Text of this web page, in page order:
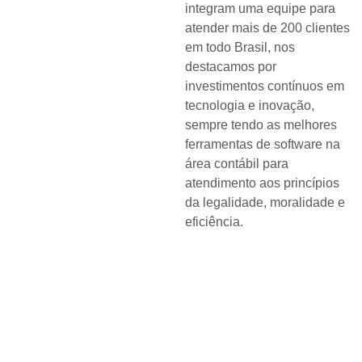
integram uma equipe para
atender mais de 200 clientes
em todo Brasil, nos
destacamos por
investimentos contínuos em
tecnologia e inovação,
sempre tendo as melhores
ferramentas de software na
área contábil para
atendimento aos princípios
da legalidade, moralidade e
eficiência.